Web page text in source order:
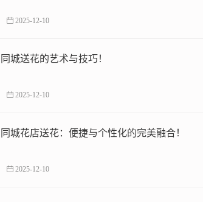
2025-12-10
同城送花的艺术与技巧！
2025-12-10
同城花店送花：便捷与个性化的完美融合！
2025-12-10